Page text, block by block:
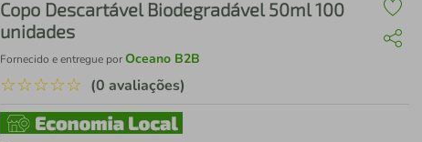
Copo Descartável Biodegradável 50ml 100
unidades
Fornecido e entregue porOceano B2B
☆☆☆☆☆ (0 avaliações)